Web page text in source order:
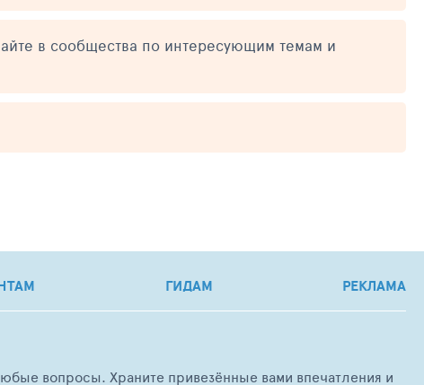
в сообщества по интересующим темам и
ГИДАМ РЕКЛАМА
вопросы. Храните привезённые вами впечатления и